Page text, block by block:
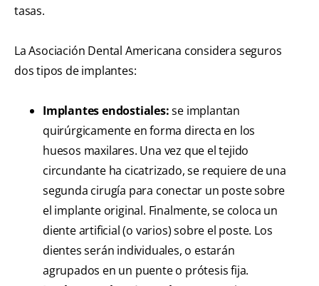
tasas.
La Asociación Dental Americana considera seguros
dos tipos de implantes:
Implantes endostiales:se implantan
quirúrgicamente en forma directa en los
huesos maxilares. Una vez que el tejido
circundante ha cicatrizado, se requiere de una
segunda cirugía para conectar un poste sobre
el implante original. Finalmente, se coloca un
diente artificial (o varios) sobre el poste. Los
dientes serán individuales, o estarán
agrupados en un puente o prótesis fija.